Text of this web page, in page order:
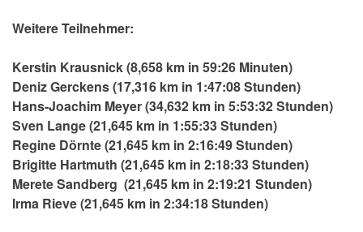
Weitere Teilnehmer:
Kerstin Krausnick (8,658 km in 59:26 Minuten)
Deniz Gerckens (17,316 km in 1:47:08 Stunden)
Hans-Joachim Meyer (34,632 km in 5:53:32 Stunden)
Sven Lange (21,645 km in 1:55:33 Stunden)
Regine Dörnte (21,645 km in 2:16:49 Stunden)
Brigitte Hartmuth (21,645 km in 2:18:33 Stunden)
Merete Sandberg (21,645 km in 2:19:21 Stunden)
Irma Rieve (21,645 km in 2:34:18 Stunden)